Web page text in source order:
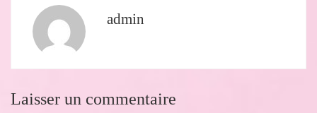
admin
Laisser un commentaire